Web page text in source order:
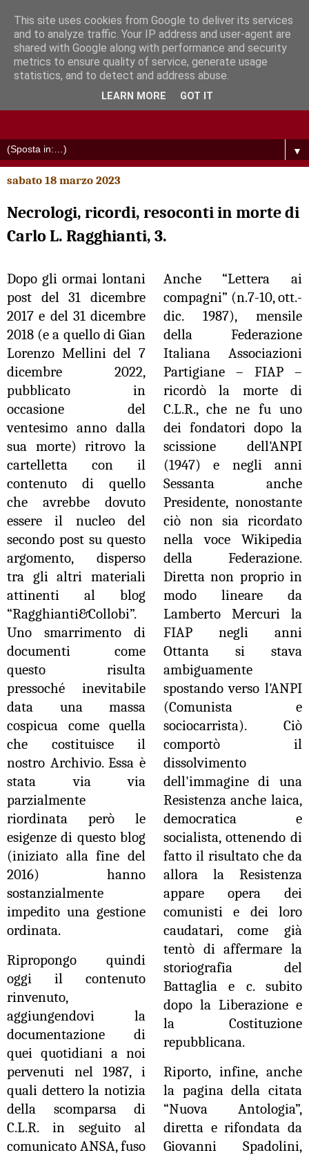
▼
sabato 18 marzo 2023
Necrologi, ricordi, resoconti in morte di
Carlo L. Ragghianti, 3.
Dopo gli ormai lontani
post del 31 dicembre
2017 e del 31 dicembre
2018 (e a quello di Gian
Lorenzo Mellini del 7
dicembre 2022,
pubblicato in
occasione del
ventesimo anno dalla
sua morte) ritrovo la
cartelletta con il
contenuto di quello
che avrebbe dovuto
essere il nucleo del
secondo post su questo
argomento, disperso
tra gli altri materiali
attinenti al blog
“Ragghianti&Collobi”.
Uno smarrimento di
documenti come
questo risulta
pressoché inevitabile
data una massa
cospicua come quella
che costituisce il
nostro Archivio. Essa è
stata via via
parzialmente
riordinata però le
esigenze di questo blog
(iniziato alla fine del
2016) hanno
sostanzialmente
impedito una gestione
ordinata.
Ripropongo quindi
oggi il contenuto
rinvenuto,
aggiungendovi la
documentazione di
quei quotidiani a noi
pervenuti nel 1987, i
quali dettero la notizia
della scomparsa di
C.L.R. in seguito al
comunicato ANSA, fuso
Anche “Lettera ai
compagni” (n.7-10, ott.-
dic. 1987), mensile
della Federazione
Italiana Associazioni
Partigiane – FIAP –
ricordò la morte di
C.L.R., che ne fu uno
dei fondatori dopo la
scissione dell'ANPI
(1947) e negli anni
Sessanta anche
Presidente, nonostante
ciò non sia ricordato
nella voce Wikipedia
della Federazione.
Diretta non proprio in
modo lineare da
Lamberto Mercuri la
FIAP negli anni
Ottanta si stava
ambiguamente
spostando verso l'ANPI
(Comunista e
sociocarrista). Ciò
comportò il
dissolvimento
dell'immagine di una
Resistenza anche laica,
democratica e
socialista, ottenendo di
fatto il risultato che da
allora la Resistenza
appare opera dei
comunisti e dei loro
caudatari, come già
tentò di affermare la
storiografia del
Battaglia e c. subito
dopo la Liberazione e
la Costituzione
repubblicana.
Riporto, infine, anche
la pagina della citata
“Nuova Antologia”,
diretta e rifondata da
Giovanni Spadolini,
This site uses cookies from Google to deliver its services
and to analyze traffic. Your IP address and user-agent are
shared with Google along with performance and security
metrics to ensure quality of service, generate usage
statistics, and to detect and address abuse.
LEARN MORE GOT IT